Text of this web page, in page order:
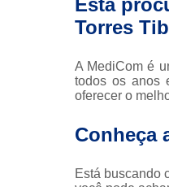
Torres
A MediCom é
todos os anos
oferecer o
Conheça
Está buscando